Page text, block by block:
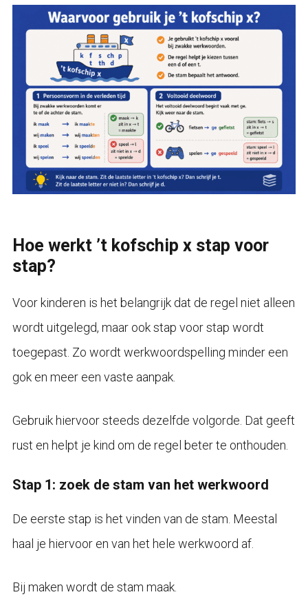
Hoe werkt ’t kofschip x stap voor
stap?
Voor kinderen is het belangrijk dat de regel niet alleen
wordt uitgelegd, maar ook stap voor stap wordt
toegepast. Zo wordt werkwoordspelling minder een
gok en meer een vaste aanpak.
Gebruik hiervoor steeds dezelfde volgorde. Dat geeft
rust en helpt je kind om de regel beter te onthouden.
Stap 1: zoek de stam van het werkwoord
De eerste stap is het vinden van de stam. Meestal
haal je hiervoor en van het hele werkwoord af.
Bij maken wordt de stam maak.